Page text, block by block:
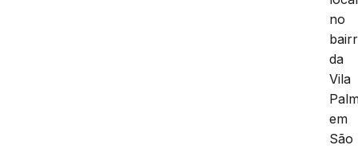
no
da
Vila
em
São